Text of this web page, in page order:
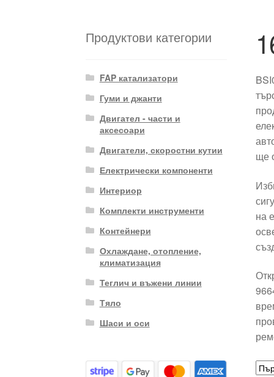
ще
на
Продуктови категории
FAP катализатори
Гуми и джанти
Двигател - части и
аксесоари
Двигатели, скоростни кутии
Електрически компоненти
Интериор
Комплекти инструменти
Контейнери
Охлаждане, отопление,
климатизация
Теглич и въжени линии
Тяло
Шаси и оси